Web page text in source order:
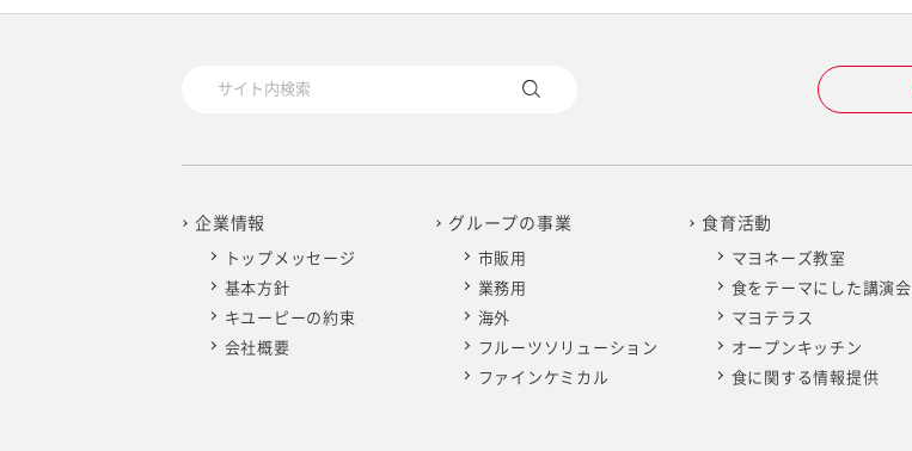
2023年1月
2022年2月
2022年1月
2021年3月
2021年2月
2020年4月
2020年3月
2019年5月
2019年4月
企業情報
トップメッセージ
基本方針
キユーピーの約束
会社概要
グループの事業
市販用
業務用
海外
フルーツソリューション
ファインケミカル
食育活動
マヨネーズ教室
食をテーマにした講演会
マヨテラス
オープンキッチン
食に関する情報提供